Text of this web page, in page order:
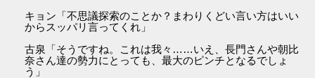
キョン「不思議探索のことか？まわりくどい言い方はいい
からスッパリ言ってくれ」
古泉「そうですね。これは我々……いえ、長門さんや朝比
奈さん達の勢力にとっても、最大のピンチとなるでしょ
う」